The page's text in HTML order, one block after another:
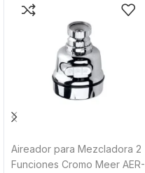
Aireador para Mezcladora 2
Funciones Cromo Meer AER-